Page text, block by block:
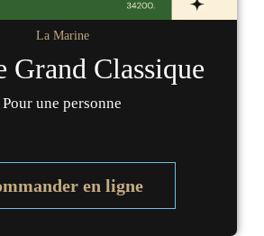
La Marine
Grand Classique
Pour une personne
en ligne